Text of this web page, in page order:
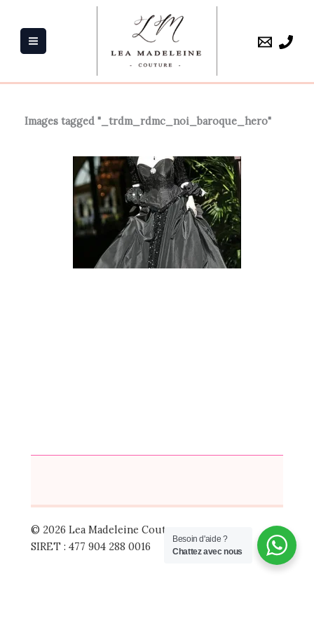
contenu
Images tagged "_trdm_rdmc_noi_baroque_hero"
© 2026 Lea Madeleine Couture
SIRET : 477 904 288 0016
Besoin d'aide ?
Chattez avec nous